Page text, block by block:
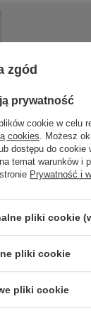
One size
Zobacz wszystkie
zgód
prywatność
cookie w celu
cookies . Możesz
dostępu do cookie
temat warunków i
Prywatność i
pliki cookie
pliki cookie
pliki cookie